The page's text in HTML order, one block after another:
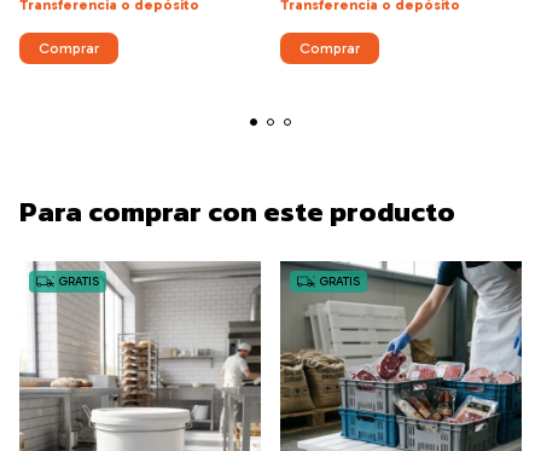
Transferencia o depósito
Transferencia o depósito
Para comprar con este producto
GRATIS GRATIS